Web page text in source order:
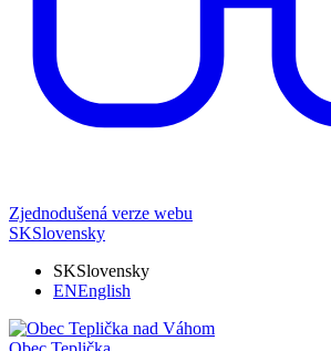
Zjednodušená verze webu
SKSlovensky
SKSlovensky
ENEnglish